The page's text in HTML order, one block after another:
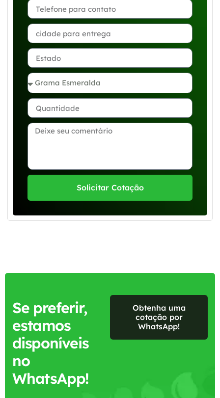
Solicitar Cotação
Se preferir,
estamos
disponíveis
no
WhatsApp!
Obtenha uma
cotação por
WhatsApp!